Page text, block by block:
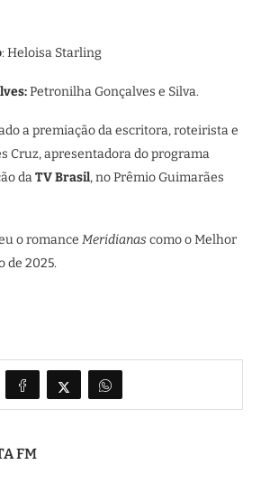
: Heloisa Starling
Petronilha Gonçalves e Silva.
a premiação da escritora, roteirista e
Cruz, apresentadora do programa
daTV Brasil, no Prêmio Guimarães
o romance Meridianas como o Melhor
de 2025.
FM